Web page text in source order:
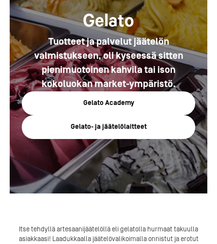
Gelato
Tuotteet ja palvelut jäätelön
valmistukseen, oli kyseessä sitten
pienimuotoinen kahvila tai ison
kokoluokan market-ympäristö.
Gelato Academy
Gelato- ja jäätelölaitteet
Itse tehdyllä artesaanijäätelöllä eli gelatolla hurmaat takuulla
asiakkaasi! Laadukkaalla jäätelövalikoimalla onnistut ja erotut